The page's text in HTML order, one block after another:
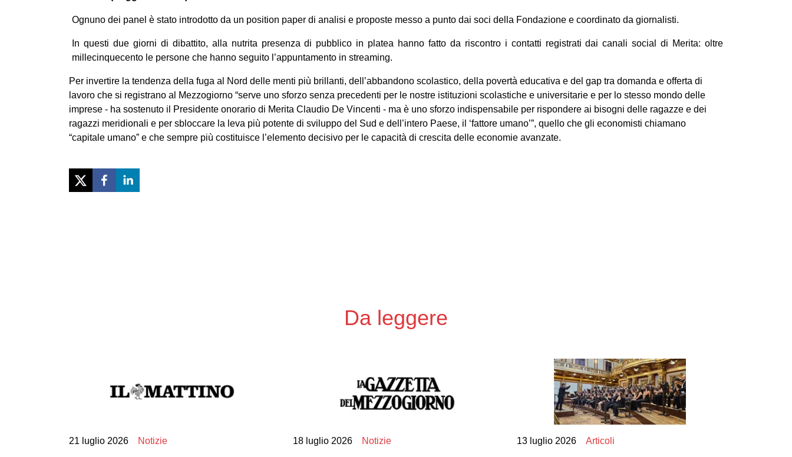
Ognuno dei panel è stato introdotto da un position paper di analisi e proposte messo a punto dai soci della Fondazione e coordinato da giornalisti.
In questi due giorni di dibattito, alla nutrita presenza di pubblico in platea hanno fatto da riscontro i contatti registrati dai canali social di Merita: oltre
millecinquecento le persone che hanno seguito l’appuntamento in streaming.
Per invertire la tendenza della fuga al Nord delle menti più brillanti, dell’abbandono scolastico, della povertà educativa e del gap tra domanda e offerta di
lavoro che si registrano al Mezzogiorno “serve uno sforzo senza precedenti per le nostre istituzioni scolastiche e universitarie e per lo stesso mondo delle
imprese - ha sostenuto il Presidente onorario di Merita Claudio De Vincenti - ma è uno sforzo indispensabile per rispondere ai bisogni delle ragazze e dei
ragazzi meridionali e per sbloccare la leva più potente di sviluppo del Sud e dell’intero Paese, il ‘fattore umano’”, quello che gli economisti chiamano
“capitale umano” e che sempre più costituisce l’elemento decisivo per le capacità di crescita delle economie avanzate.
Da leggere
21 luglio 2026 Notizie 18 luglio 2026 Notizie 13 luglio 2026 Articoli